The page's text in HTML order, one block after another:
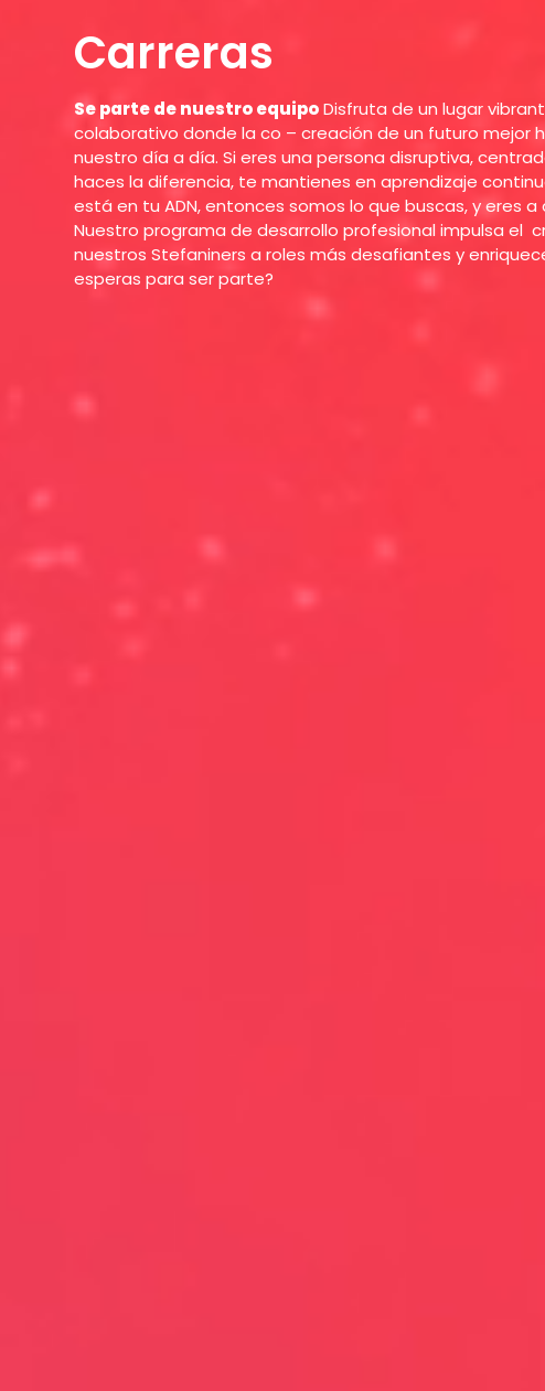
Carreras
Se parte de nuestro equipoDisfruta de un lugar
colaborativo donde la co – creación de un futuro mejor
nuestro día a día. Si eres una persona disruptiva,
haces la diferencia, te mantienes en aprendizaje
está en tu ADN, entonces somos lo que buscas, y eres a
Nuestro programa de desarrollo profesional impulsa el
nuestros Stefaniners a roles más desafiantes y
esperas para ser parte?